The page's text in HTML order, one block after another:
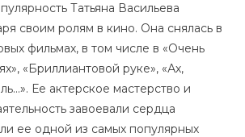
Татьяна Васильева
своим ролям в кино. Она снялась в
фильмах, в том числе в «Очень
«Бриллиантовой руке», «Ах,
Ее актерское мастерство и
завоевали сердца
ее одной из самых популярных